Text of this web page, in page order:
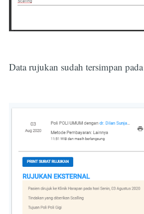
Data rujukan sudah tersimpan